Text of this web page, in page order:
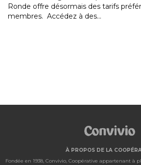
Envie de profiter de l'été en famille ?
de 11h à 15h, rendez-vous au Parc
À PROPOS DE LA
Fondée en 1938, Convivio, Coopérative appartenant à